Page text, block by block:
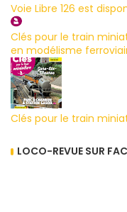
Voie Libre 126 est
Clés pour le train
en modélisme
Clés pour le train
LOCO-REVUE SUR